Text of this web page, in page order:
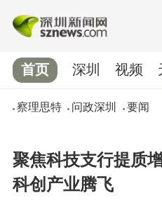
首页
察理思特 问政深圳 要闻
深圳 视频
聚焦科技支行提质
科创产业腾飞